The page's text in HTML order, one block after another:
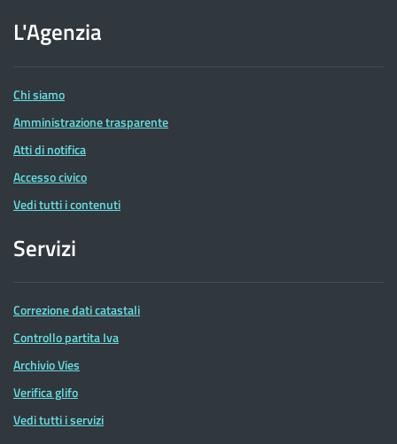
dell'Agenzia
delle
Entrate
L'Agenzia
Chi siamo
Amministrazione trasparente
Atti di notifica
Accesso civico
Vedi tutti i contenuti
Servizi
Correzione dati catastali
Controllo partita Iva
Archivio Vies
Verifica glifo
Vedi tutti i servizi